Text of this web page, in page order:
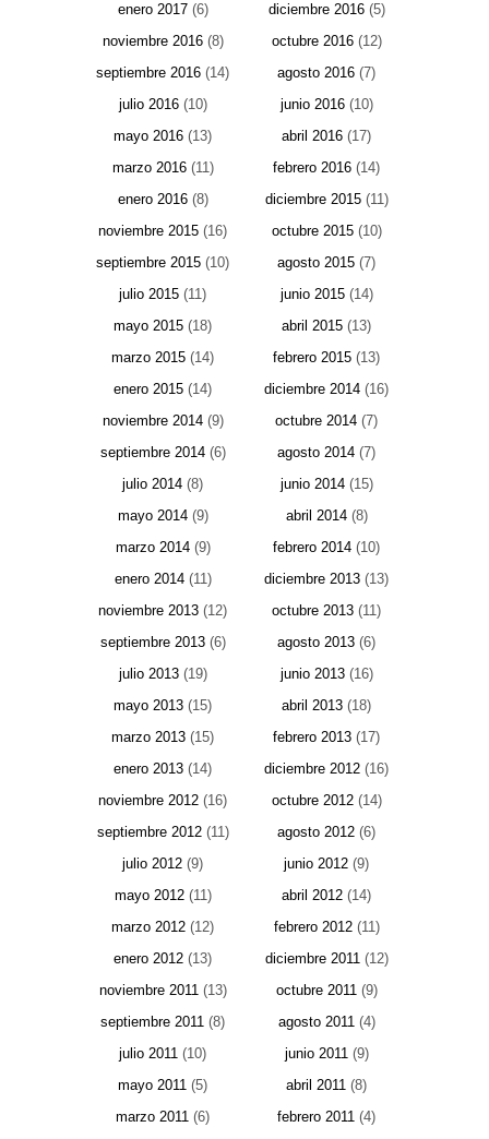
enero 2017(6) diciembre 2016(5)
noviembre 2016(8) octubre 2016(12)
septiembre 2016 (14) agosto 2016 (7)
julio 2016(10) junio 2016(10)
mayo 2016 (13) abril 2016 (17)
marzo 2016(11) febrero 2016 (14)
enero 2016(8) diciembre 2015(11)
noviembre 2015 (16) octubre 2015(10)
septiembre 2015 (10) agosto 2015 (7)
julio 2015 (11) junio 2015(14)
mayo 2015 (18) abril 2015 (13)
marzo 2015 (14) febrero 2015 (13)
enero 2015 (14) diciembre 2014 (16)
noviembre 2014(9) octubre 2014 (7)
septiembre 2014(6) agosto 2014 (7)
julio 2014 (8) junio 2014(15)
mayo 2014(9) abril 2014(8)
marzo 2014(9) febrero 2014 (10)
enero 2014(11) diciembre 2013 (13)
noviembre 2013 (12) octubre 2013 (11)
septiembre 2013(6) agosto 2013 (6)
julio 2013(19) junio 2013(16)
mayo 2013 (15) abril 2013 (18)
marzo 2013 (15) febrero 2013 (17)
enero 2013 (14) diciembre 2012 (16)
noviembre 2012 (16) octubre 2012(14)
septiembre 2012(11) agosto 2012 (6)
julio 2012 (9) junio 2012 (9)
mayo 2012(11) abril 2012 (14)
marzo 2012 (12) febrero 2012(11)
enero 2012 (13) diciembre 2011(12)
noviembre 2011(13) octubre 2011(9)
septiembre 2011 (8) agosto 2011(4)
julio 2011 (10) junio 2011(9)
mayo 2011 (5) abril 2011 (8)
marzo 2011 (6) febrero 2011 (4)